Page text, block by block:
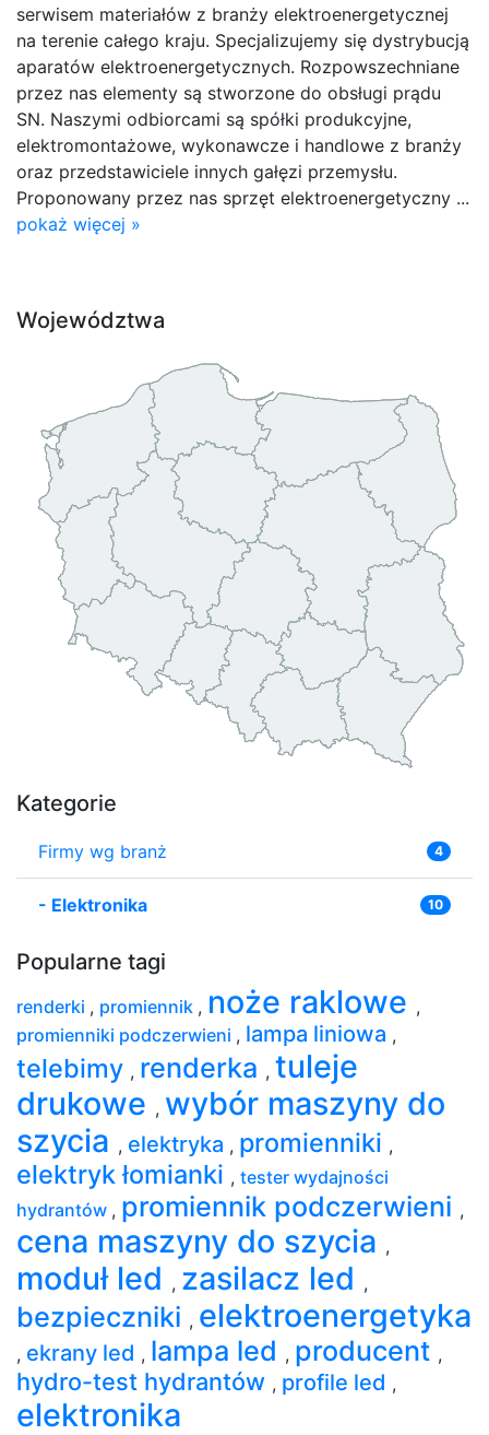
serwisem materiałów z branży elektroenergetycznej
na terenie całego kraju. Specjalizujemy się dystrybucją
aparatów elektroenergetycznych. Rozpowszechniane
przez nas elementy są stworzone do obsługi prądu
SN. Naszymi odbiorcami są spółki produkcyjne,
elektromontażowe, wykonawcze i handlowe z branży
oraz przedstawiciele innych gałęzi przemysłu.
Proponowany przez nas sprzęt elektroenergetyczny ...
pokaż więcej »
Województwa
Kategorie
Firmy wg branż 4
- Elektronika 10
Popularne tagi
renderki , promiennik , noże raklowe ,
promienniki podczerwieni , lampa liniowa ,
telebimy , renderka , tuleje
drukowe , wybór maszyny do
szycia , elektryka , promienniki ,
elektryk łomianki , tester wydajności
hydrantów , promiennik podczerwieni ,
cena maszyny do szycia ,
moduł led , zasilacz led ,
bezpieczniki , elektroenergetyka
, ekrany led , lampa led , producent ,
hydro-test hydrantów , profile led ,
elektronika